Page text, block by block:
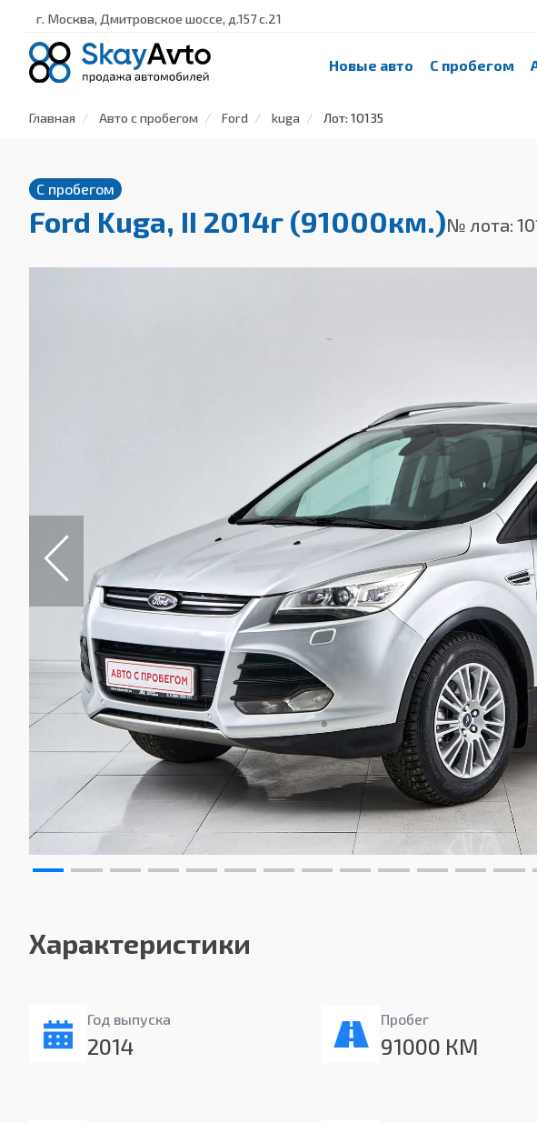
г. Москва, Дмитровское шоссе, д.157 с.21
Новые авто С пробегом
Главная Авто с пробегом Ford kuga Лот: 10135
С пробегом
Ford Kuga, II 2014г (91000км.)№ лота:
Характеристики
Год выпуска
2014
Пробег
91000 КМ